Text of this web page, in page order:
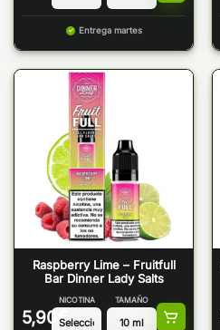
Entrega martes
Raspberry Lime – Fruitfull
Bar Dinner Lady Salts
5,90 €
NICOTINA TAMAÑO